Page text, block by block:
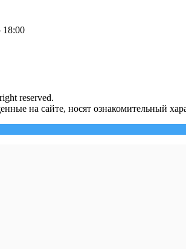
18:00
reserved.
на сайте, носят ознакомительный